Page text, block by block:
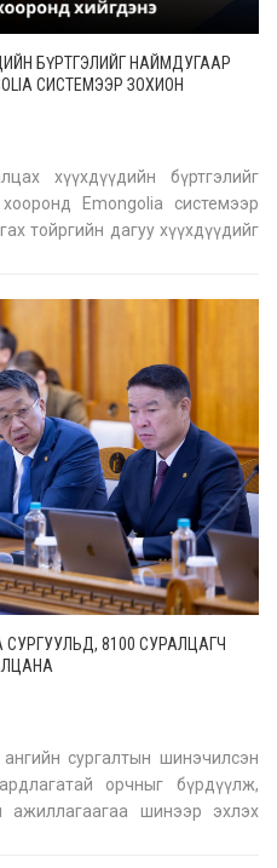
БҮРТГЭЛИЙГ НАЙМДУГААР
СИСТЕМЭЭР ЗОХИОН
хүүхдүүдийн бүртгэлийг
Emongolia системээр
тойргийн дагуу хүүхдүүдийг
8100 СУРАЛЦАГЧ
сургалтын шинэчилсэн
орчныг бүрдүүлж,
ажиллагаагаа шинээр эхлэх